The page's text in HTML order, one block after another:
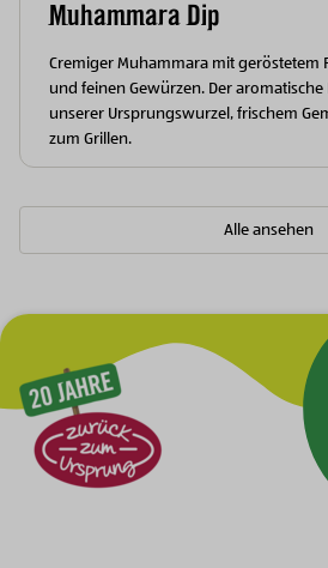
Muhammara Dip
Cremiger Muhammara mit geröstetem
und feinen Gewürzen. Der aromatische
unserer Ursprungswurzel, frischem
zum Grillen.
Alle ansehen
Zur Hauptnavigation